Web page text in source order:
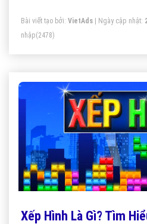
này chính là tổng hợp của 6 chữ
trên cùng.
Bài viết tạo bởi: VietAds | Ngày cập nhật:
nhập(2478)
Xếp Hình Là Gì? Tìm